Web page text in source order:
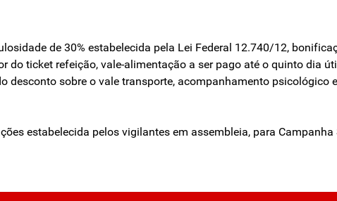
de 30% estabelecida pela Lei Federal 12.740/12,
do ticket refeição, vale-alimentação a ser pago até o quinto dia
desconto sobre o vale transporte, acompanhamento psicológico
estabelecida pelos vigilantes em assembleia, para